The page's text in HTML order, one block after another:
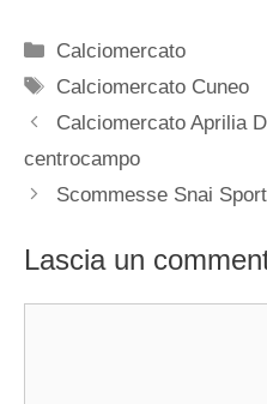
Categorie
Calciomercato
Tag
Calciomercato Cuneo
Calciomercato Aprilia
centrocampo
Scommesse Snai
Lascia un